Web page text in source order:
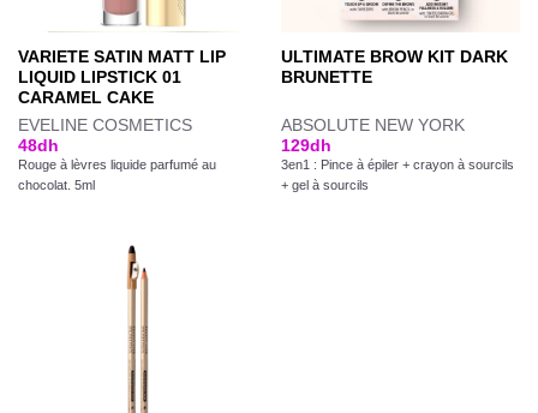
VARIETE SATIN MATT LIP
LIQUID LIPSTICK 01
CARAMEL CAKE
EVELINE COSMETICS
48dh
Rouge à lèvres liquide parfumé au
chocolat. 5ml
ULTIMATE BROW KIT DARK
BRUNETTE
ABSOLUTE NEW YORK
129dh
3en1 : Pince à épiler + crayon à sourcils
+ gel à sourcils